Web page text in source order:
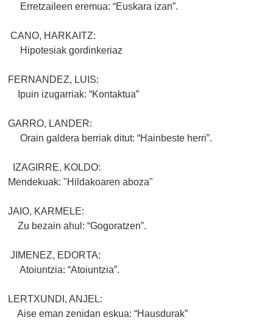
Erretzaileen eremua: “Euskara izan”.
CANO, HARKAITZ:
Hipotesiak gordinkeriaz
FERNANDEZ, LUIS:
Ipuin izugarriak: “Kontaktua”
GARRO, LANDER:
Orain galdera berriak ditut: “Hainbeste herri”.
IZAGIRRE, KOLDO:
Mendekuak: "Hildakoaren aboza"
JAIO, KARMELE:
Zu bezain ahul: “Gogoratzen”.
JIMENEZ, EDORTA:
Atoiuntzia: “Atoiuntzia”.
LERTXUNDI, ANJEL:
Aise eman zenidan eskua: “Hausdurak”